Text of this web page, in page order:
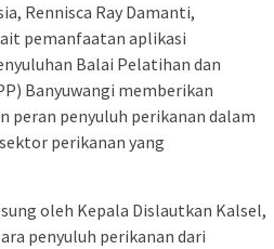
Rennisca Ray Damanti,
pemanfaatan aplikasi
Balai Pelatihan dan
Banyuwangi memberikan
peran penyuluh perikanan dalam
perikanan yang
oleh Kepala Dislautkan Kalsel,
penyuluh perikanan dari